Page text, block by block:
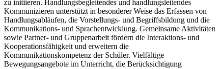
zu initiieren. Handlungsbegleitendes und handlungsleitendes
Kommunizieren unterstützt in besonderer Weise das Erfassen von
Handlungsabläufen, die Vorstellungs- und Begriffsbildung und die
Kommunikations- und Sprachentwicklung. Gemeinsame Aktivitäten
sowie Partner- und Gruppenarbeit fördern die Interaktions- und
Kooperationsfähigkeit und erweitern die
Kommunikationskompetenz der Schüler. Vielfältige
Bewegungsangebote im Unterricht, die Berücksichtigung